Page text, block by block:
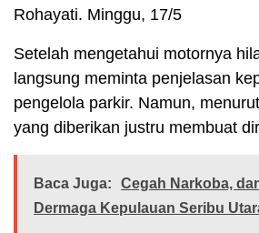
Rohayati. Minggu, 17/5
Setelah mengetahui motornya
langsung meminta penjelasan
pengelola parkir. Namun,
yang diberikan justru membuat
Baca Juga:
Cegah Narkoba,
Dermaga Kepulauan Seribu